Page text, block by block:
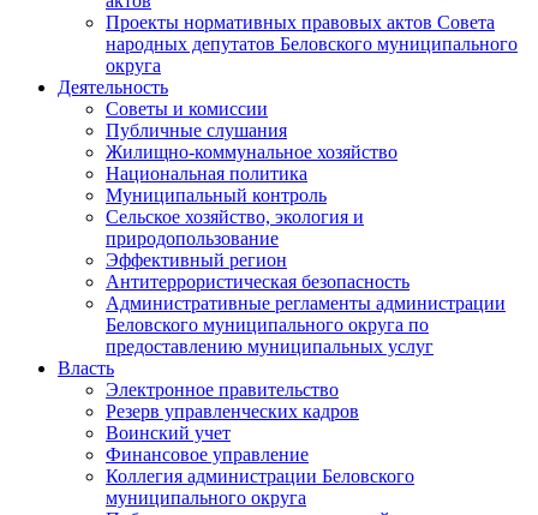
Проекты нормативных правовых актов Совета
народных депутатов Беловского муниципального
округа
Деятельность
Советы и комиссии
Публичные слушания
Жилищно-коммунальное хозяйство
Национальная политика
Муниципальный контроль
Сельское хозяйство, экология и
природопользование
Эффективный регион
Антитеррористическая безопасность
Административные регламенты администрации
Беловского муниципального округа по
предоставлению муниципальных услуг
Власть
Электронное правительство
Резерв управленческих кадров
Воинский учет
Финансовое управление
Коллегия администрации Беловского
муниципального округа